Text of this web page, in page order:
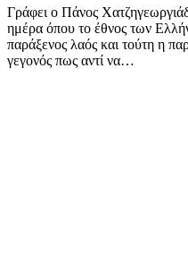
Γράφει ο Πάνος
ημέρα όπου το έθνος των
παράξενος λαός και τούτη η
γεγονός πως αντί να…